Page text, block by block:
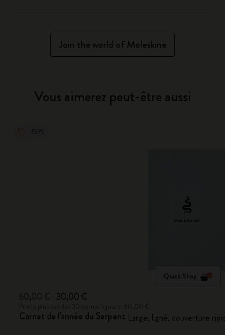
Join the world of Moleskine
Vous aimerez peut-être aussi
Quick Shop
30,00 €
Carnet de l'année du Serpent Large, ligné, couverture